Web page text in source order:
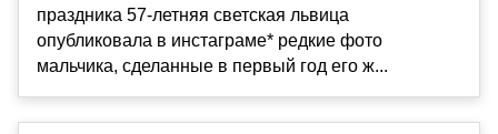
праздника 57-летняя светская львица
опубликовала в инстаграме* редкие фото
мальчика, сделанные в первый год его ж...